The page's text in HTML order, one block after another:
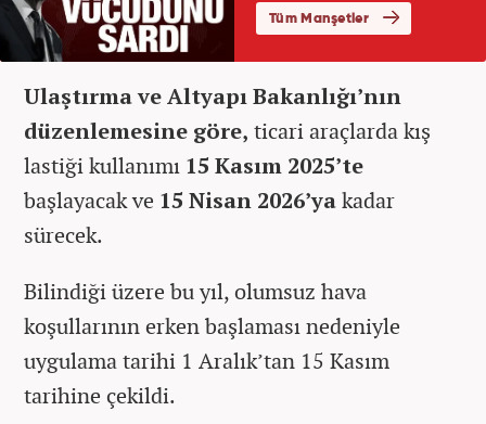
Ulaştırma ve Altyapı Bakanlığı’nın
düzenlemesine göre, ticari araçlarda kış
lastiği kullanımı 15 Kasım 2025’te
başlayacak ve 15 Nisan 2026’yakadar
sürecek.
Bilindiği üzere bu yıl, olumsuz hava
koşullarının erken başlaması nedeniyle
uygulama tarihi 1 Aralık’tan 15 Kasım
tarihine çekildi.